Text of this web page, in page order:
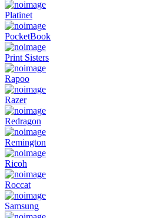
Platinet
PocketBook
Print Sisters
Rapoo
Razer
Redragon
Remington
Ricoh
Roccat
Samsung